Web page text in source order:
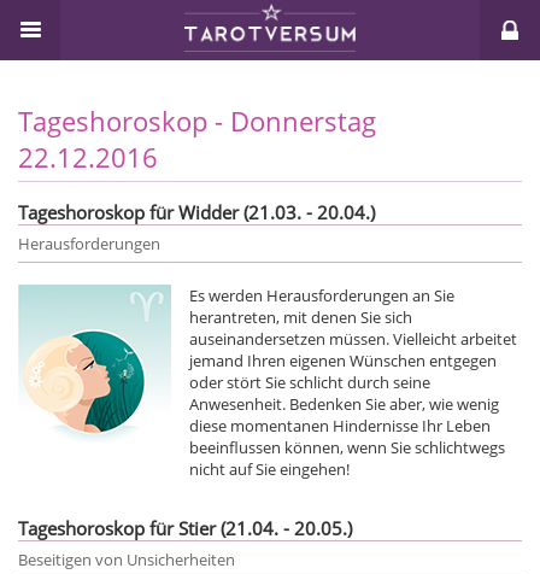
Tageshoroskop - Donnerstag
22.12.2016
Tageshoroskop für Widder (21.03. - 20.04.)
Herausforderungen
Es werden Herausforderungen an Sie
herantreten, mit denen Sie sich
auseinandersetzen müssen. Vielleicht arbeitet
jemand Ihren eigenen Wünschen entgegen
oder stört Sie schlicht durch seine
Anwesenheit. Bedenken Sie aber, wie wenig
diese momentanen Hindernisse Ihr Leben
beeinflussen können, wenn Sie schlichtwegs
nicht auf Sie eingehen!
Tageshoroskop für Stier (21.04. - 20.05.)
Beseitigen von Unsicherheiten